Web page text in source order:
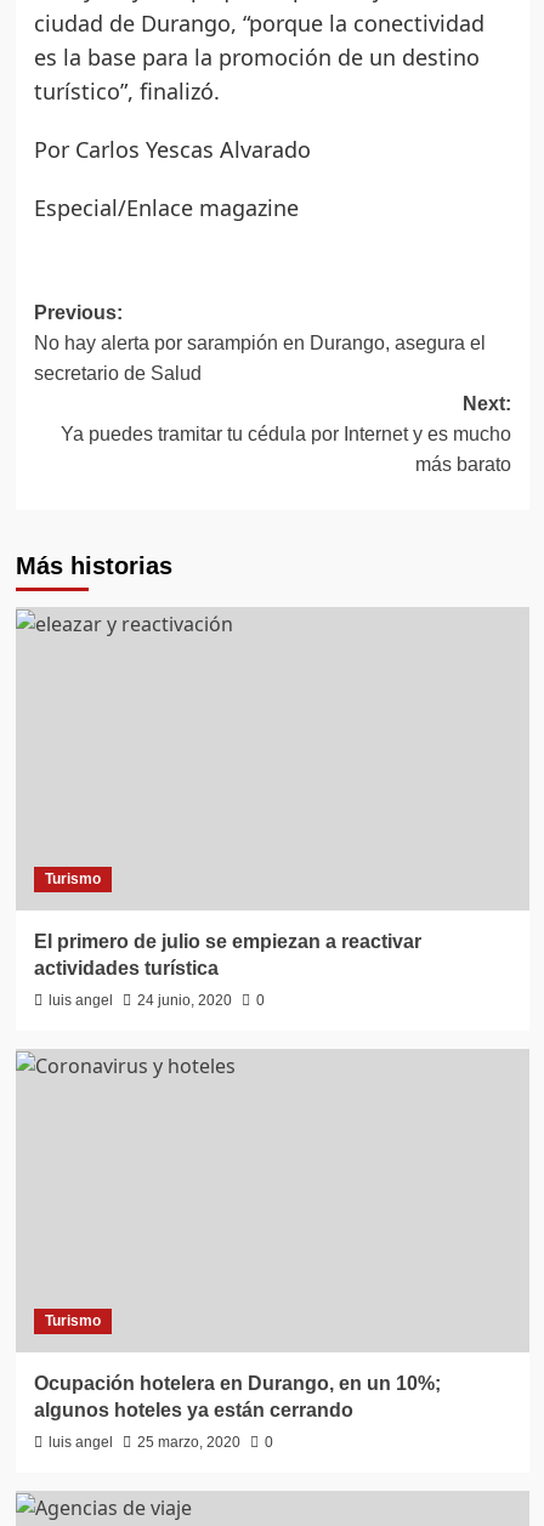
ciudad de Durango, “porque la conectividad
es la base para la promoción de un destino
turístico”, finalizó.
Por Carlos Yescas Alvarado
Especial/Enlace magazine
Post
navigation
Previous:
No hay alerta por sarampión en Durango, asegura el
secretario de Salud
Next:
Ya puedes tramitar tu cédula por Internet y es mucho
más barato
Más historias
Turismo
El primero de julio se empiezan a reactivar
actividades turística
luis angel 24 junio, 2020 0
Turismo
Ocupación hotelera en Durango, en un 10%;
algunos hoteles ya están cerrando
luis angel 25 marzo, 2020 0